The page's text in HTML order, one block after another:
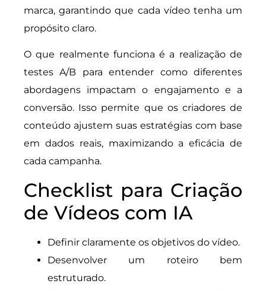
marca, garantindo que cada vídeo tenha um
propósito claro.
O que realmente funciona é a realização de
testes A/B para entender como diferentes
abordagens impactam o engajamento e a
conversão. Isso permite que os criadores de
conteúdo ajustem suas estratégias com base
em dados reais, maximizando a eficácia de
cada campanha.
Checklist para Criação
de Vídeos com IA
Definir claramente os objetivos do vídeo.
Desenvolver um roteiro bem
estruturado.